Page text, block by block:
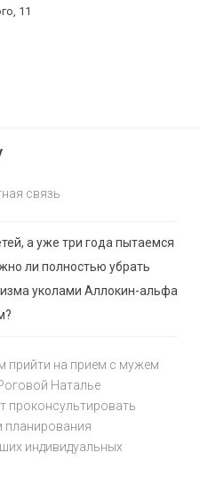
11
связь
а уже три года пытаемся
ли полностью убрать
уколами Аллокин-альфа
прийти на прием с мужем
Наталье
проконсультировать
планирования
индивидуальных